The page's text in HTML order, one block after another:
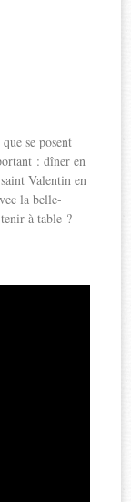
se posent
: dîner en
Valentin en
la belle-
à table ?